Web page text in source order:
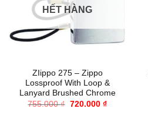
HẾT HÀNG
ZIippo 275 – Zippo
Lossproof With Loop &
Lanyard Brushed Chrome
755.000₫ Giá
720.000 ₫Giá